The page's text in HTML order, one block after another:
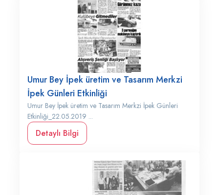
Umur Bey İpek üretim ve Tasarım Merkzi
İpek Günleri Etkinliği
Umur Bey İpek üretim ve Tasarım Merkzi İpek Günleri
Etkinliği_22.05.2019 ...
Detaylı Bilgi